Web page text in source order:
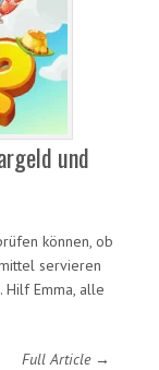
und
können, ob
servieren
Emma, ​​alle
Full Article →